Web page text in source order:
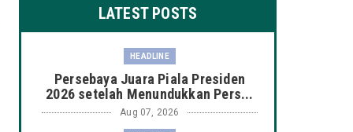
LATEST POSTS
HEADLINE
Persebaya Juara Piala Presiden
2026 setelah Menundukkan Pers...
Aug 07, 2026